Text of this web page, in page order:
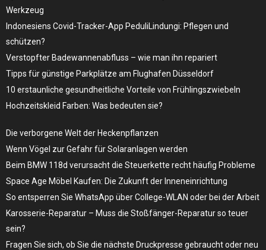
Werkzeug
Indonesiens Covid-Tracker-App PeduliLindungi: Pflegen und
schützen?
Verstopfter Badewannenabfluss – wie man ihn repariert
Tipps für günstige Parkplätze am Flughafen Düsseldorf
10 erstaunliche gesundheitliche Vorteile von Frühlingszwiebeln
Hochzeitskleid Farben: Was bedeuten sie?
Die verborgene Welt der Heckenpflanzen
Wenn Vögel zur Gefahr für Solaranlagen werden
Beim BMW 118d verursacht die Steuerkette recht häufig Probleme
Space Age Möbel Kaufen: Die Zukunft der Inneneinrichtung
So entsperren Sie WhatsApp über College-WLAN oder bei der Arbeit
Karosserie-Reparatur – Muss die Stoßfänger-Reparatur so teuer
sein?
Fragen Sie sich, ob Sie die nächste Druckpresse gebraucht oder neu